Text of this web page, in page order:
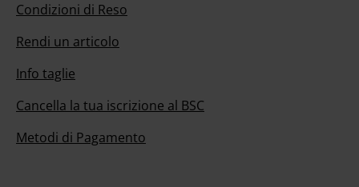
Condizioni di Reso
Rendi un articolo
Info taglie
Cancella la tua iscrizione al BSC
Metodi di Pagamento